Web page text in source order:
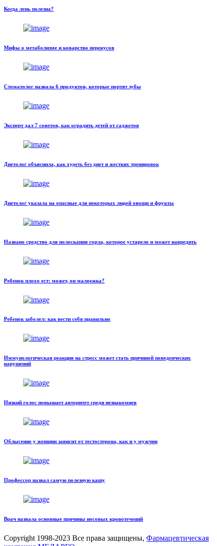
Когда лень полезна?
Мифы о метаболизме и коварство перекусов
Стоматолог назвала 6 продуктов, которые портят зубы
Эксперт дал 7 советов, как оградить детей от гаджетов
Диетолог объяснила, как худеть без диет и жестких тренировок
Диетолог указала на опасные для некоторых людей овощи и фрукты
Названо средство для полоскания горла, которое устарело и может навредить
Ребенок плохо ест: может, он малоежка?
Ребенок заболел: как вести себя правильно
Иммунологическая реакция на стресс может стать причиной поведенческих
нарушений
Низкий голос повышает авторитет среди незнакомцев
Облысение у женщин зависит от тестостерона, как и у мужчин
Профессор назвал самую полезную кашу
Врач назвала основные причины носовых кровотечений
Copyright 1998-2023 Все права защищены, Фармацевтическая